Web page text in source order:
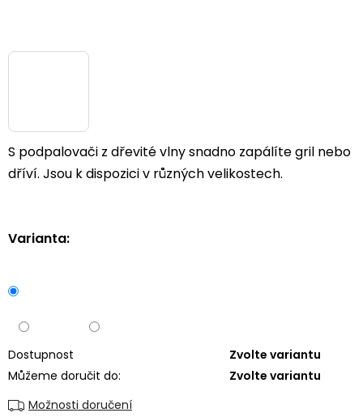
S podpalovači z dřevité vlny snadno zapálíte gril nebo
dříví. Jsou k dispozici v různých velikostech.
Varianta:
Dostupnost
Zvolte variantu
Můžeme doručit do:
Zvolte variantu
Možnosti doručení